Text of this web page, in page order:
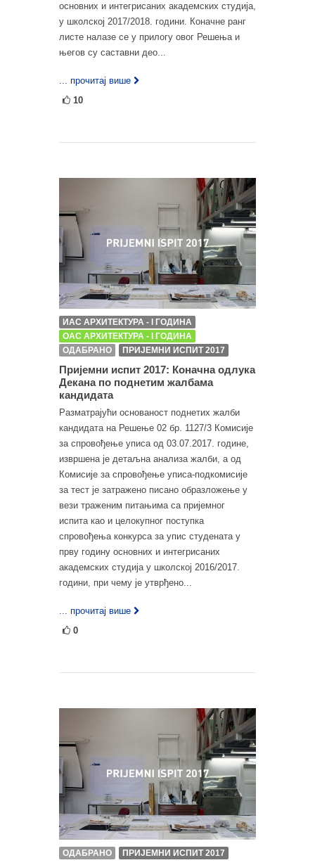
основних и интегрисаних академских студија,
у школској 2017/2018. години. Коначне ранг
листе налазе се у прилогу овог Решења и
његов су саставни део...
... прочитај више
10
ИАС АРХИТЕКТУРА - I ГОДИНА
ОАС АРХИТЕКТУРА - I ГОДИНА
ОДАБРАНО
ПРИЈЕМНИ ИСПИТ 2017
Пријемни испит 2017: Коначна одлука
Декана по поднетим жалбама
кандидата
Разматрајући основаност поднетих жалби
кандидата на Решење 02 бр. 1127/3 Комисије
за спровођење уписа од 03.07.2017. године,
извршена је детаљна анализа жалби, а од
Комисије за спровођење уписа-подкомисије
за тест је затражено писано образложење у
вези траженим питањима са пријемног
испита као и целокупног поступка
спровођења конкурса за упис студената у
прву годину основних и интегрисаних
академских студија у школској 2016/2017.
години, при чему је утврђено...
... прочитај више
0
ОДАБРАНО ПРИЈЕМНИ ИСПИТ 2017